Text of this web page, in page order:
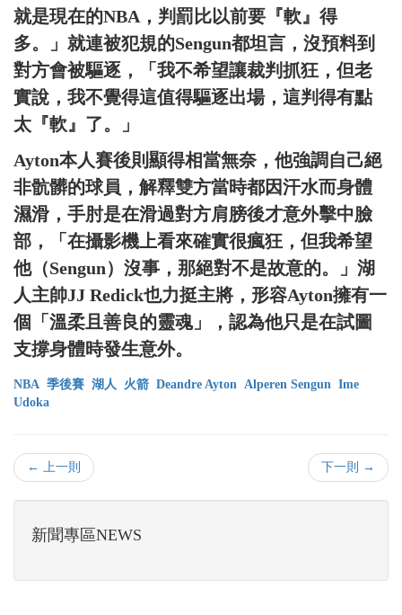
就是現在的NBA，判罰比以前要『軟』得
多。」就連被犯規的Sengun都坦言，沒預料到
對方會被驅逐，「我不希望讓裁判抓狂，但老
實說，我不覺得這值得驅逐出場，這判得有點
太『軟』了。」
Ayton本人賽後則顯得相當無奈，他強調自己絕
非骯髒的球員，解釋雙方當時都因汗水而身體
濕滑，手肘是在滑過對方肩膀後才意外擊中臉
部，「在攝影機上看來確實很瘋狂，但我希望
他（Sengun）沒事，那絕對不是故意的。」湖
人主帥JJ Redick也力挺主將，形容Ayton擁有一
個「溫柔且善良的靈魂」，認為他只是在試圖
支撐身體時發生意外。
NBA 季後賽 湖人 火箭 Deandre Ayton Alperen Sengun Ime
Udoka
← 上一則 下一則 →
新聞專區NEWS